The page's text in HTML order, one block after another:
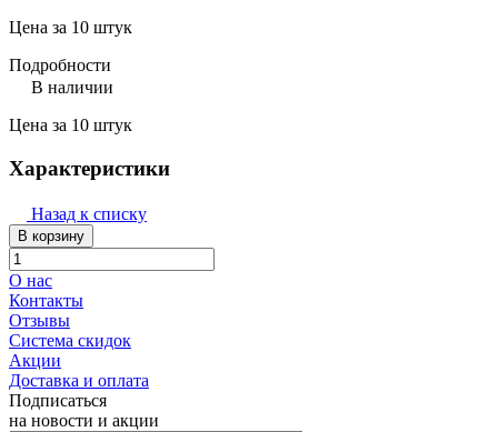
Цена за 10 штук
Подробности
В наличии
Цена за 10 штук
Характеристики
Назад к списку
В корзину
О нас
Контакты
Отзывы
Система скидок
Акции
Доставка и оплата
Подписаться
на новости и акции